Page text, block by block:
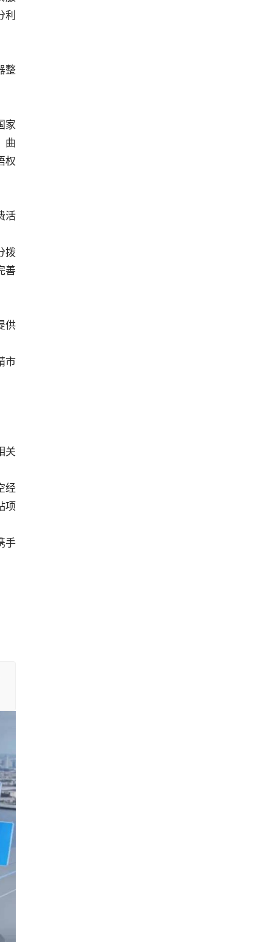
利
整
家
曲
权
活
拨
善
供
市
关
经
项
手